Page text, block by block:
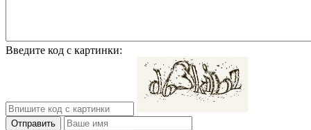
Введите код с картинки:
Отправить